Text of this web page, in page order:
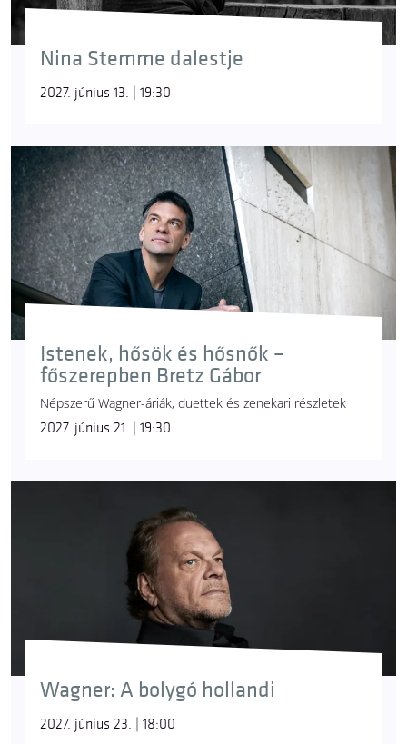
Nina Stemme dalestje
2027. június 13. | 19:30
Istenek, hősök és hősnők –
főszerepben Bretz Gábor
Népszerű Wagner-áriák, duettek és zenekari részletek
2027. június 21. | 19:30
Wagner: A bolygó hollandi
2027. június 23. | 18:00